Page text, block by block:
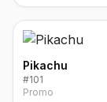
Pikachu
#101
Promo